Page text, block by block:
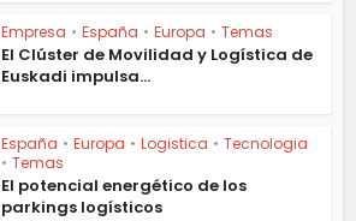
Empresa • España • Europa • Temas
El Clúster de Movilidad y Logística de
Euskadi impulsa...
España • Europa • Logistica • Tecnologia
• Temas
El potencial energético de los
parkings logísticos